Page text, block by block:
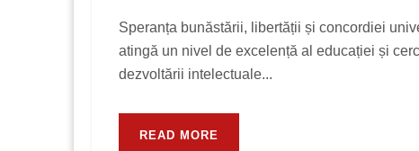
Speranța bunăstării, libertății și concordiei
atingă un nivel de excelență al educației și
dezvoltării intelectuale...
READ MORE